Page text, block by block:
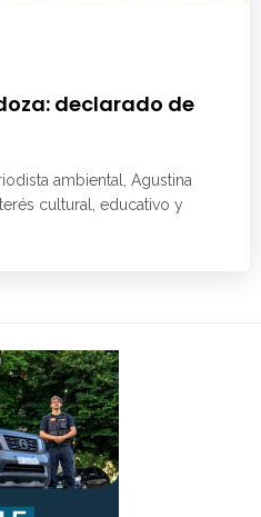
declarado de
ambiental, Agustina
cultural, educativo y